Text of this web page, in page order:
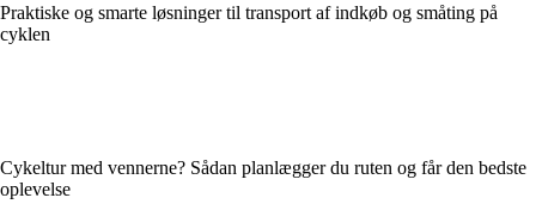
Praktiske og smarte løsninger til transport af indkøb og småting på
cyklen
Cykeltur med vennerne? Sådan planlægger du ruten og får den bedste
oplevelse